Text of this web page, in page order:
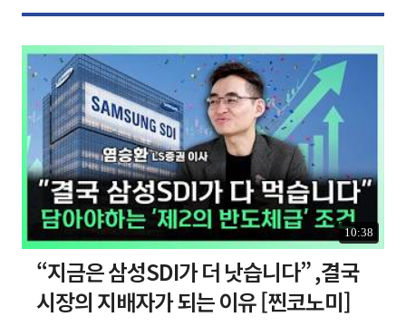
10:38
“지금은 삼성SDI가 더 낫습니다” ,결국
시장의 지배자가 되는 이유 [찐코노미]